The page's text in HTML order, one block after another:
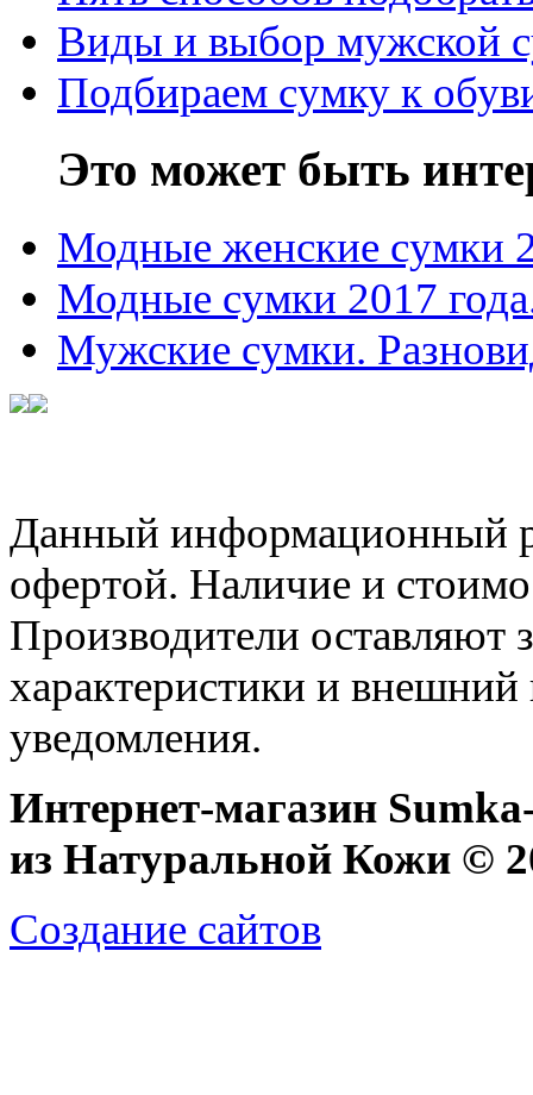
Виды и выбор мужской
Подбираем сумку к
Это может быть
Модные женские сумки
Модные сумки 2017
Мужские сумки.
Данный информационный
офертой. Наличие и
Производители оставляют
характеристики и внешний
уведомления.
Интернет-магазин
из Натуральной Кожи ©
Создание сайтов